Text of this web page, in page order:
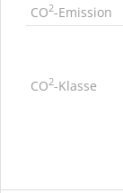
CO2-Emission
CO2-Klasse